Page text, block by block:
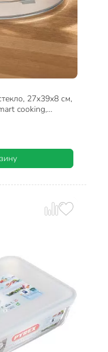
27х39х8 см,
cooking,